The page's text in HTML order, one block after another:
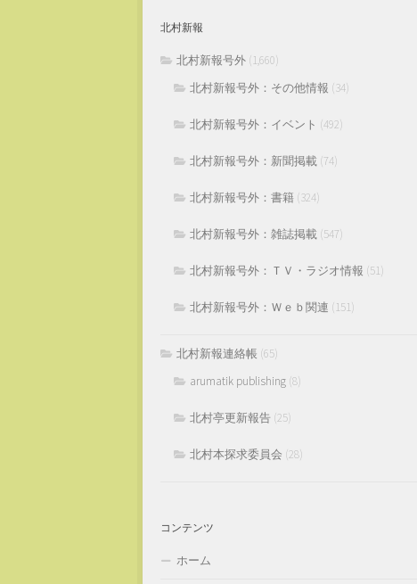
北村新報
北村新報号外 (1,660)
北村新報号外：その他情報 (34)
北村新報号外：イベント (492)
北村新報号外：新聞掲載 (74)
北村新報号外：書籍 (324)
北村新報号外：雑誌掲載 (547)
北村新報号外：ＴＶ・ラジオ情報 (51)
北村新報号外：Ｗｅｂ関連 (151)
北村新報連絡帳 (65)
arumatik publishing (8)
北村亭更新報告 (25)
北村本探求委員会 (28)
コンテンツ
ホーム